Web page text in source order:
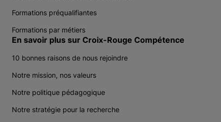
Formations préqualifiantes
Formations par métiers
En savoir plus sur Croix-Rouge Compétence
10 bonnes raisons de nous rejoindre
Notre mission, nos valeurs
Notre politique pédagogique
Notre stratégie pour la recherche